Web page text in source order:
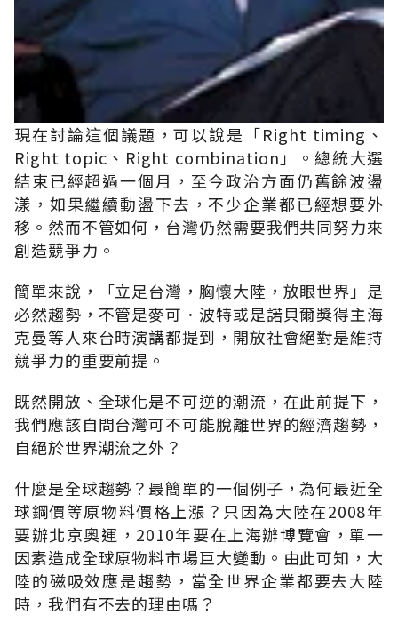
現在討論這個議題，可以說是「Right timing、
Right topic、Right combination」。總統大選
結束已經超過一個月，至今政治方面仍舊餘波盪
漾，如果繼續動盪下去，不少企業都已經想要外
移。然而不管如何，台灣仍然需要我們共同努力來
創造競爭力。
簡單來說，「立足台灣，胸懷大陸，放眼世界」是
必然趨勢，不管是麥可．波特或是諾貝爾獎得主海
克曼等人來台時演講都提到，開放社會絕對是維持
競爭力的重要前提。
既然開放、全球化是不可逆的潮流，在此前提下，
我們應該自問台灣可不可能脫離世界的經濟趨勢，
自絕於世界潮流之外？
什麼是全球趨勢？最簡單的一個例子，為何最近全
球鋼價等原物料價格上漲？只因為大陸在2008年
要辦北京奧運，2010年要在上海辦博覽會，單一
因素造成全球原物料市場巨大變動。由此可知，大
陸的磁吸效應是趨勢，當全世界企業都要去大陸
時，我們有不去的理由嗎？